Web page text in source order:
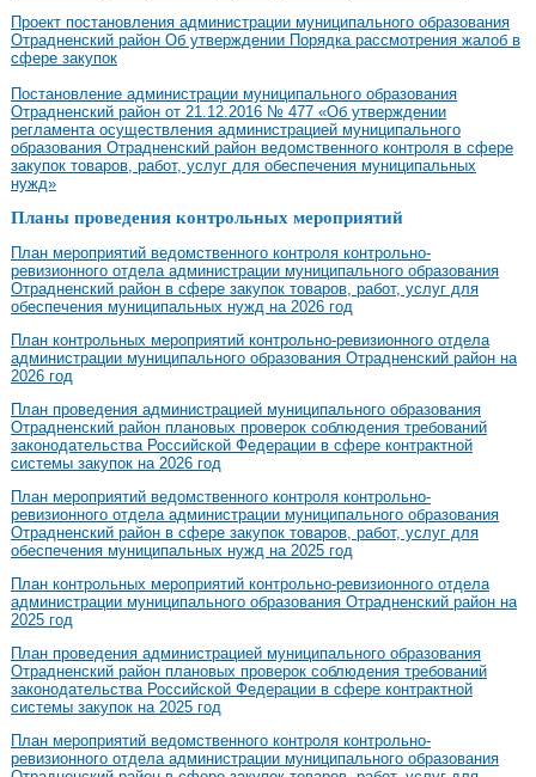
Проект постановления администрации муниципального образования
Отрадненский район Об утверждении Порядка рассмотрения жалоб в
сфере закупок
Постановление администрации муниципального образования
Отрадненский район от 21.12.2016 № 477 «Об утверждении
регламента осуществления администрацией муниципального
образования Отрадненский район ведомственного контроля в сфере
закупок товаров, работ, услуг для обеспечения муниципальных
нужд»
Планы проведения контрольных мероприятий
План мероприятий ведомственного контроля контрольно-
ревизионного отдела администрации муниципального образования
Отрадненский район в сфере закупок товаров, работ, услуг для
обеспечения муниципальных нужд на 2026 год
План контрольных мероприятий контрольно-ревизионного отдела
администрации муниципального образования Отрадненский район на
2026 год
План проведения администрацией муниципального образования
Отрадненский район плановых проверок соблюдения требований
законодательства Российской Федерации в сфере контрактной
системы закупок на 2026 год
План мероприятий ведомственного контроля контрольно-
ревизионного отдела администрации муниципального образования
Отрадненский район в сфере закупок товаров, работ, услуг для
обеспечения муниципальных нужд на 2025 год
План контрольных мероприятий контрольно-ревизионного отдела
администрации муниципального образования Отрадненский район на
2025 год
План проведения администрацией муниципального образования
Отрадненский район плановых проверок соблюдения требований
законодательства Российской Федерации в сфере контрактной
системы закупок на 2025 год
План мероприятий ведомственного контроля контрольно-
ревизионного отдела администрации муниципального образования